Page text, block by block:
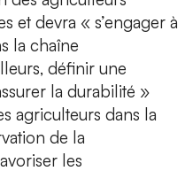
et devra « s’engager à
la chaîne
définir une
la durabilité »
agriculteurs dans la
de la
les